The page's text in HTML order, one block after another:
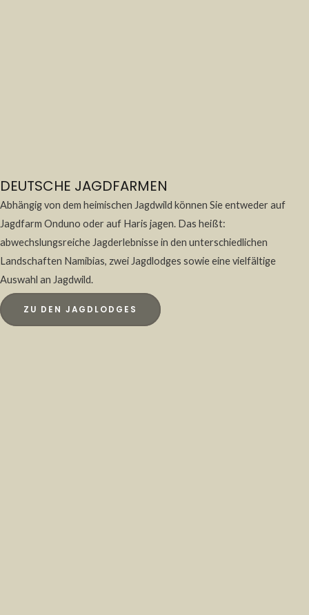
DEUTSCHE JAGDFARMEN
Abhängig von dem heimischen Jagdwild können Sie entweder auf
Jagdfarm Onduno oder auf Haris jagen. Das heißt:
abwechslungsreiche Jagderlebnisse in den unterschiedlichen
Landschaften Namibias, zwei Jagdlodges sowie eine vielfältige
Auswahl an Jagdwild.
ZU DEN JAGDLODGES